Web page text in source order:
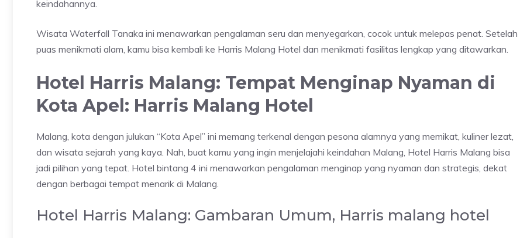
keindahannya.
Wisata Waterfall Tanaka ini menawarkan pengalaman seru dan menyegarkan, cocok untuk melepas penat. Setelah
puas menikmati alam, kamu bisa kembali ke Harris Malang Hotel dan menikmati fasilitas lengkap yang ditawarkan.
Hotel Harris Malang: Tempat Menginap Nyaman di
Kota Apel: Harris Malang Hotel
Malang, kota dengan julukan “Kota Apel” ini memang terkenal dengan pesona alamnya yang memikat, kuliner lezat,
dan wisata sejarah yang kaya. Nah, buat kamu yang ingin menjelajahi keindahan Malang, Hotel Harris Malang bisa
jadi pilihan yang tepat. Hotel bintang 4 ini menawarkan pengalaman menginap yang nyaman dan strategis, dekat
dengan berbagai tempat menarik di Malang.
Hotel Harris Malang: Gambaran Umum, Harris malang hotel